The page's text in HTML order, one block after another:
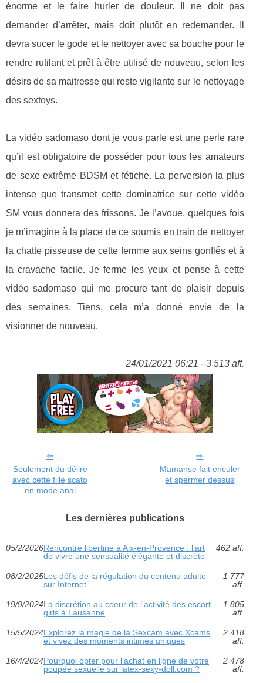
énorme et le faire hurler de douleur. Il ne doit pas
demander d’arrêter, mais doit plutôt en redemander. Il
devra sucer le gode et le nettoyer avec sa bouche pour le
rendre rutilant et prêt à être utilisé de nouveau, selon les
désirs de sa maitresse qui reste vigilante sur le nettoyage
des sextoys.
La vidéo sadomaso dont je vous parle est une perle rare
qu’il est obligatoire de posséder pour tous les amateurs
de sexe extrême BDSM et fétiche. La perversion la plus
intense que transmet cette dominatrice sur cette vidéo
SM vous donnera des frissons. Je l’avoue, quelques fois
je m’imagine à la place de ce soumis en train de nettoyer
la chatte pisseuse de cette femme aux seins gonflés et à
la cravache facile. Je ferme les yeux et pense à cette
vidéo sadomaso qui me procure tant de plaisir depuis
des semaines. Tiens, cela m’a donné envie de la
visionner de nouveau.
24/01/2021 06:21 - 3 513 aff.
Seulement du délire
avec cette fille scato
en mode anal
Mamanse fait enculer
et spermer dessus
Les dernières publications
05/2/2026Rencontre libertine à Aix-en-Provence : l’art
de vivre une sensualité élégante et discrète
462 aff.
08/2/2025Les défis de la régulation du contenu adulte
sur Internet
1 777
aff.
19/9/2024La discrétion au coeur de l'activité des escort
girls à Lausanne
1 805
aff.
15/5/2024Explorez la magie de la Sexcam avec Xcams
et vivez des moments intimes uniques
2 418
aff.
16/4/2024Pourquoi opter pour l'achat en ligne de votre
poupée sexuelle sur latex-sexy-doll.com ?
2 478
aff.